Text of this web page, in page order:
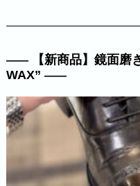
【新商品】鏡面
WAX”